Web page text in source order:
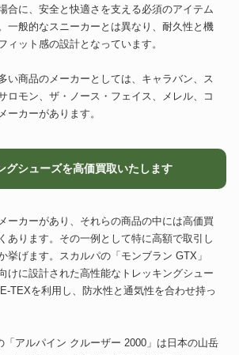
合に、安全と快適さを支える必須のアイテム
一般的なスニーカーとは異なり、耐久性と機
ィット感の設計となっています。
い商品のメーカーとしては、キャラバン、ス
ロモン、ザ・ノース・フェイス、メレル、コ
ーカーがあります。
グシューズを高価買取いたします
ーカーがあり、それらの商品の中には高価買
あります。その一例として特に高額で取引し
挙げます。スカルパの「モンブラン GTX」
けに設計された高性能なトレッキングシュー
TEXを利用し、防水性と通気性を合わせ持っ
「アルパイン クルーザー 2000」は日本の山岳